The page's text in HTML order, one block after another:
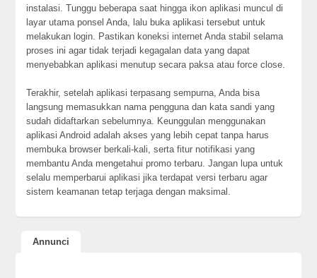
instalasi. Tunggu beberapa saat hingga ikon aplikasi muncul di
layar utama ponsel Anda, lalu buka aplikasi tersebut untuk
melakukan login. Pastikan koneksi internet Anda stabil selama
proses ini agar tidak terjadi kegagalan data yang dapat
menyebabkan aplikasi menutup secara paksa atau force close.
Terakhir, setelah aplikasi terpasang sempurna, Anda bisa
langsung memasukkan nama pengguna dan kata sandi yang
sudah didaftarkan sebelumnya. Keunggulan menggunakan
aplikasi Android adalah akses yang lebih cepat tanpa harus
membuka browser berkali-kali, serta fitur notifikasi yang
membantu Anda mengetahui promo terbaru. Jangan lupa untuk
selalu memperbarui aplikasi jika terdapat versi terbaru agar
sistem keamanan tetap terjaga dengan maksimal.
Annunci